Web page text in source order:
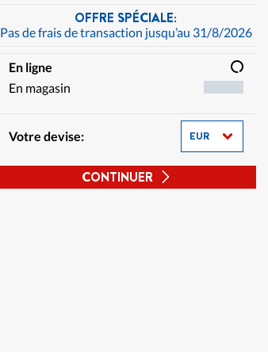
OFFRE SPÉCIALE:
Pas de frais de transaction jusqu’au 31/8/2026
En ligne
En magasin
Votre devise:
CONTINUER